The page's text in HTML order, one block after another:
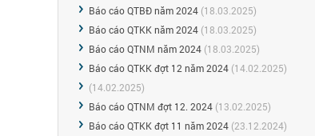
Báo cáo QTBĐ năm 2024 (18.03.2025)
Báo cáo QTKK năm 2024 (18.03.2025)
Báo cáo QTNM năm 2024 (18.03.2025)
Báo cáo QTKK đợt 12 năm 2024 (14.02.2025)
(14.02.2025)
Báo cáo QTNM đợt 12. 2024 (13.02.2025)
Báo cáo QTKK đợt 11 năm 2024 (23.12.2024)